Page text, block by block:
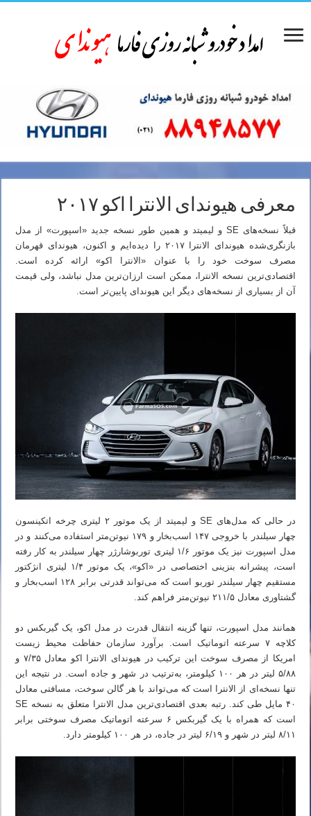
معرفی هیوندای الانترا اکو ۲۰۱۷
قبلاً نسخه‌های SE و لیمیتد و همین طور نسخه جدید «اسپورت» از مدل
بازنگری‌شده هیوندای الانترا ۲۰۱۷ را دیده‌ایم و اکنون، هیوندای قهرمان
مصرف سوخت خود را با عنوان «الانترا اکو» ارائه کرده است.
اقتصادی‌ترین نسخه الانترا، ممکن است ارزان‌ترین مدل نباشد، ولی قیمت
آن از بسیاری از نسخه‌های دیگر این هیوندای پایین‌تر است.
در حالی که مدل‌های SE و لیمیتد از یک موتور ۲ لیتری چرخه اتکینسون
چهار سیلندر با خروجی ۱۴۷ اسب‌بخار و ۱۷۹ نیوتن‌متر استفاده می‌کنند و در
مدل اسپورت نیز یک موتور ۱/۶ لیتری توربوشارژر چهار سیلندر به کار رفته
است، پیشرانه بنزینی اختصاصی در «اکو»، یک موتور ۱/۴ لیتری انژکتور
مستقیم چهار سیلندر توربو است که می‌تواند قدرتی برابر ۱۲۸ اسب‌بخار و
گشتاوری معادل ۲۱۱/۵ نیوتن‌متر فراهم کند.
همانند مدل اسپورت، تنها گزینه انتقال قدرت در مدل اکو، یک گیربکس دو
کلاچه ۷ سرعته اتوماتیک است. برآورد سازمان حفاظت محیط زیست
امریکا از مصرف سوخت این ترکیب در هیوندای الانترا اکو معادل ۷/۳۵ و
۵/۸۸ لیتر در هر ۱۰۰ کیلومتر، به‌ترتیب در شهر و جاده است. در نتیجه این
تنها نسخه‌ای از الانترا است که می‌تواند با هر گالن سوخت، مسافتی معادل
۴۰ مایل طی کند. رتبه بعدی اقتصادی‌ترین مدل الانترا متعلق به نسخه SE
است که همراه با یک گیربکس ۶ سرعته اتوماتیک مصرف سوختی برابر
۸/۱۱ لیتر در شهر و ۶/۱۹ لیتر در جاده، در هر ۱۰۰ کیلومتر دارد.